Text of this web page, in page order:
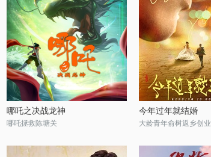
哪吒之决战龙神
哪吒拯救陈塘关
今年过年就结婚
大龄青年俞树返乡创业